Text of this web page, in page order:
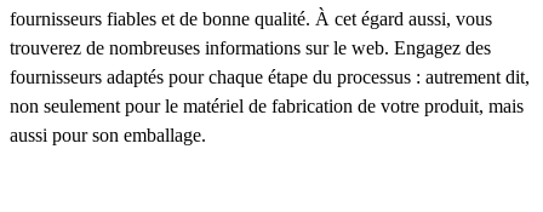
fournisseurs fiables et de bonne qualité. À cet égard aussi, vous
trouverez de nombreuses informations sur le web. Engagez des
fournisseurs adaptés pour chaque étape du processus : autrement dit,
non seulement pour le matériel de fabrication de votre produit, mais
aussi pour son emballage.